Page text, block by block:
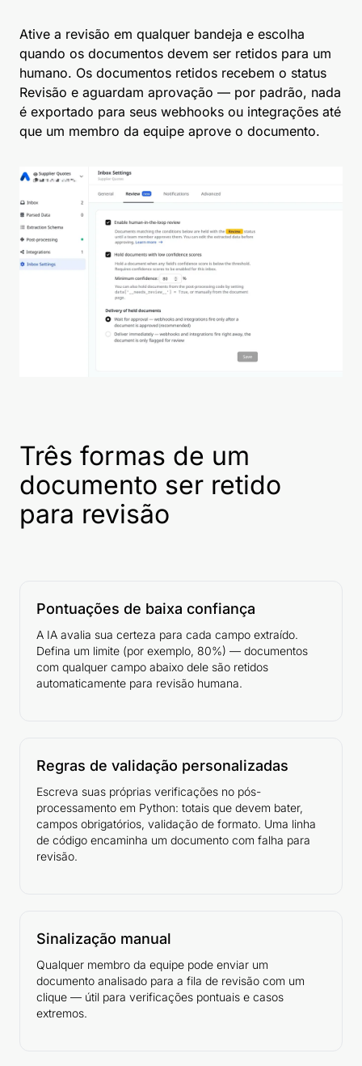
Ative a revisão em qualquer bandeja e escolha
quando os documentos devem ser retidos para um
humano. Os documentos retidos recebem o status
Revisão e aguardam aprovação — por padrão, nada
é exportado para seus webhooks ou integrações até
que um membro da equipe aprove o documento.
Três formas de um
documento ser retido
para revisão
Pontuações de baixa confiança
A IA avalia sua certeza para cada campo extraído.
Defina um limite (por exemplo, 80%) — documentos
com qualquer campo abaixo dele são retidos
automaticamente para revisão humana.
Regras de validação personalizadas
Escreva suas próprias verificações no pós-
processamento em Python: totais que devem bater,
campos obrigatórios, validação de formato. Uma linha
de código encaminha um documento com falha para
revisão.
Sinalização manual
Qualquer membro da equipe pode enviar um
documento analisado para a fila de revisão com um
clique — útil para verificações pontuais e casos
extremos.